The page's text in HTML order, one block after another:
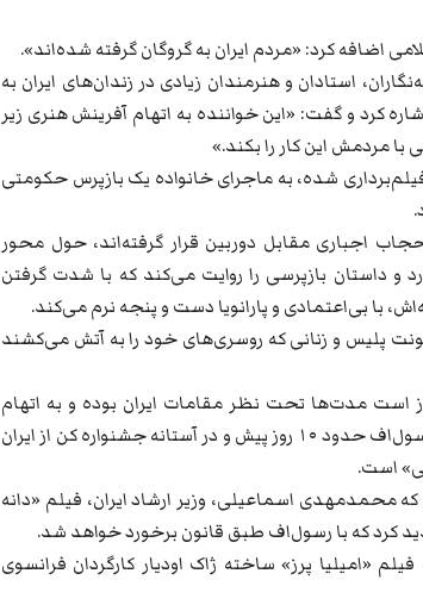
اضافه کرد: «مردم ایران به گروگان گرفته شده‌اند».
استادان و هنرمندان زیادی در زندان‌های ایران به
کرد و گفت: «این خواننده به اتهام آفرینش هنری زیر
مردمش این کار را بکند.»
شده، به ماجرای خانواده یک بازپرس حکومتی
اجباری مقابل دوربین قرار گرفته‌اند، حول محور
و داستان بازپرسی را روایت می‌کند که با شدت گرفتن
با بی‌اعتمادی و پارانویا دست و پنجه نرم می‌کند.
پلیس و زنانی که روسری‌های خود را به آتش می‌کشند
که متولد سال ۱۳۵۱ در شیراز است مدت‌ها تحت نظر مقامات ایران بوده و به اتهام
«تبلیغ علیه نظام» محکوم شده است. آقای رسول‌اف حدود ۱۰ روز پیش و در آستانه جشنواره کن از ایران
است.
محمدمهدی اسماعیلی، وزیر ارشاد ایران، فیلم «دانه
کرد که با رسول‌اف طبق قانون برخورد خواهد شد.
«امیلیا پرز» ساخته ژاک اودیار کارگردان فرانسوی